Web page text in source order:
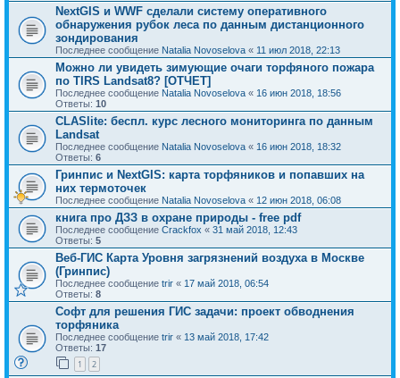
NextGIS и WWF сделали систему оперативного
обнаружения рубок леса по данным дистанционного
зондирования
Последнее сообщение Natalia Novoselova « 11 июл 2018, 22:13
Можно ли увидеть зимующие очаги торфяного пожара
по TIRS Landsat8? [ОТЧЕТ]
Последнее сообщение Natalia Novoselova « 16 июн 2018, 18:56
Ответы: 10
CLASlite: беспл. курс лесного мониторинга по данным
Landsat
Последнее сообщение Natalia Novoselova « 16 июн 2018, 18:32
Ответы: 6
Гринпис и NextGIS: карта торфяников и попавших на
них термоточек
Последнее сообщение Natalia Novoselova « 12 июн 2018, 06:08
книга про ДЗЗ в охране природы - free pdf
Последнее сообщение Crackfox « 31 май 2018, 12:43
Ответы: 5
Веб-ГИС Карта Уровня загрязнений воздуха в Москве
(Гринпис)
Последнее сообщение trir « 17 май 2018, 06:54
Ответы: 8
Софт для решения ГИС задачи: проект обводнения
торфяника
Последнее сообщение trir « 13 май 2018, 17:42
Ответы: 17
1 2